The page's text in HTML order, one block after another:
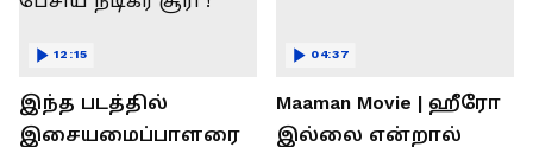
இந்த படத்தில்
இசையமைப்பாளரை
12:15
Maaman Movie | ஹீரோ
இல்லை என்றால்
04:37